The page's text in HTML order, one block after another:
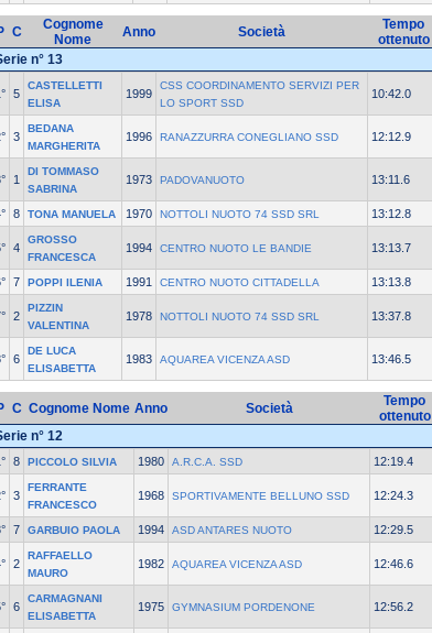
C
Cognome
Nome
Anno Società
Tempo
ottenuto
n° 13
5
CASTELLETTI
ELISA
1999
CSS COORDINAMENTO SERVIZI PER
LO SPORT SSD
10:42.0
3
BEDANA
MARGHERITA
1996 RANAZZURRA CONEGLIANO SSD 12:12.9
1
DI TOMMASO
SABRINA
1973 PADOVANUOTO 13:11.6
8 TONA MANUELA 1970 NOTTOLI NUOTO 74 SSD SRL 13:12.8
4
GROSSO
FRANCESCA
1994 CENTRO NUOTO LE BANDIE 13:13.7
7 POPPI ILENIA 1991 CENTRO NUOTO CITTADELLA 13:13.8
2
PIZZIN
VALENTINA
1978 NOTTOLI NUOTO 74 SSD SRL 13:37.8
6
DE LUCA
ELISABETTA
1983 AQUAREA VICENZA ASD 13:46.5
C Cognome Nome Anno Società
Tempo
ottenuto
n° 12
8 PICCOLO SILVIA 1980 A.R.C.A. SSD 12:19.4
3
FERRANTE
FRANCESCO
1968 SPORTIVAMENTE BELLUNO SSD 12:24.3
7 GARBUIO PAOLA 1994 ASD ANTARES NUOTO 12:29.5
2
RAFFAELLO
MAURO
1982 AQUAREA VICENZA ASD 12:46.6
6
CARMAGNANI
ELISABETTA
1975 GYMNASIUM PORDENONE 12:56.2